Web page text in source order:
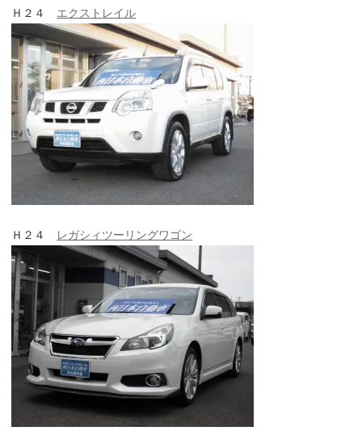
Ｈ２４ エクストレイル
Ｈ２４ レガシィツーリングワゴン